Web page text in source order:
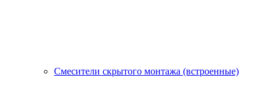
Смесители скрытого монтажа (встроенные)